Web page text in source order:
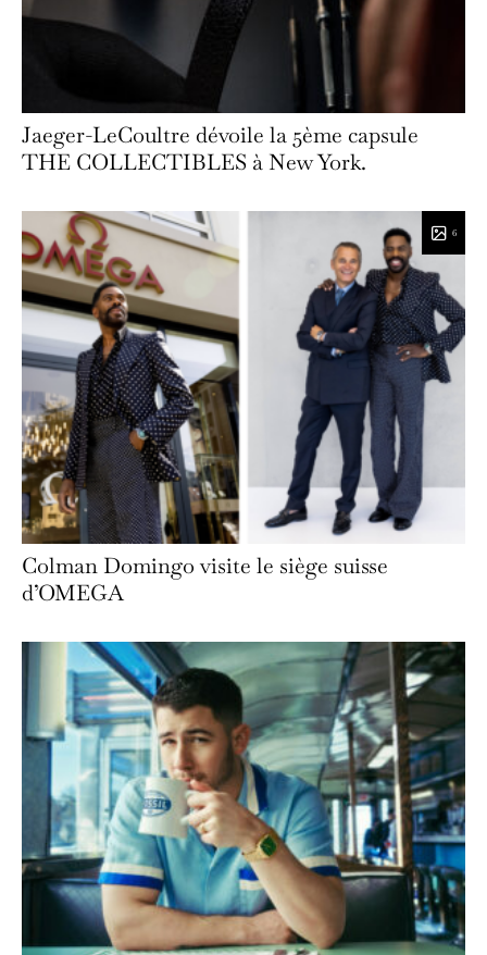
Jaeger-LeCoultre dévoile la 5ème capsule
THE COLLECTIBLES à New York.
6
Colman Domingo visite le siège suisse
d’OMEGA